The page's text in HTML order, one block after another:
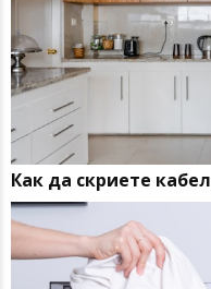
Как да скриете